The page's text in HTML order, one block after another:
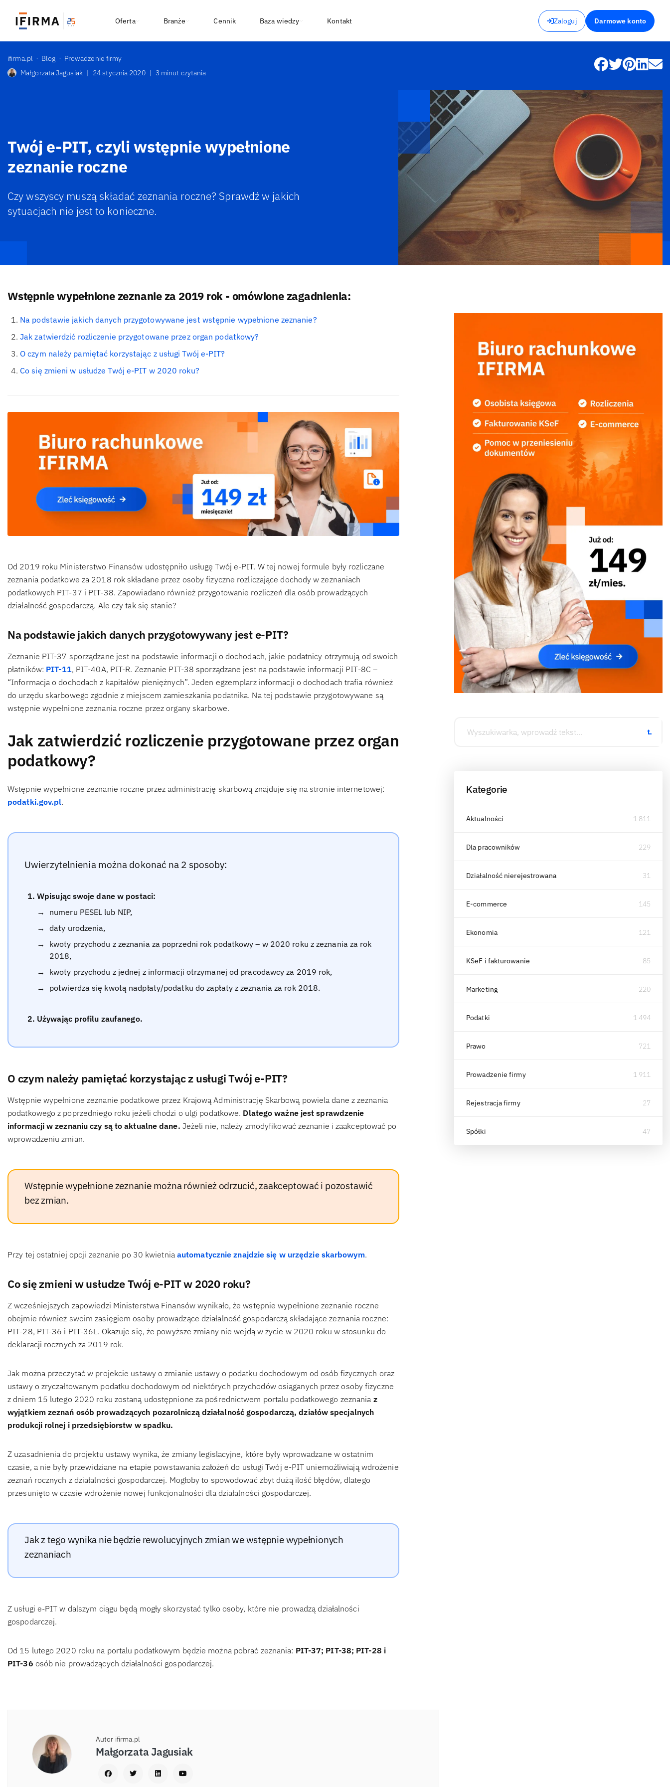
Zaloguj Darmowe konto
Oferta Branże Cennik Baza wiedzy Kontakt
ifirma.pl Blog
Prowadzenie firmy
Małgorzata Jagusiak | 24 stycznia 2020 | 3 minut czytania
Twój e-PIT, czyli wstępnie wypełnione
zeznanie roczne
Czy wszyscy muszą składać zeznania roczne? Sprawdź w jakich
sytuacjach nie jest to konieczne.
Wstępnie wypełnione zeznanie za 2019 rok - omówione zagadnienia:
Na podstawie jakich danych przygotowywane jest wstępnie wypełnione zeznanie?
Jak zatwierdzić rozliczenie przygotowane przez organ podatkowy?
O czym należy pamiętać korzystając z usługi Twój e-PIT?
Co się zmieni w usłudze Twój e-PIT w 2020 roku?
Od 2019 roku Ministerstwo Finansów udostępniło usługę Twój e-PIT. W tej nowej formule były rozliczane
zeznania podatkowe za 2018 rok składane przez osoby fizyczne rozliczające dochody w zeznaniach
podatkowych PIT-37 i PIT-38. Zapowiadano również przygotowanie rozliczeń dla osób prowadzących
działalność gospodarczą. Ale czy tak się stanie?
Na podstawie jakich danych przygotowywany jest e-PIT?
Zeznanie PIT-37 sporządzane jest na podstawie informacji o dochodach, jakie podatnicy otrzymują od swoich
płatników: PIT-11, PIT-40A, PIT-R. Zeznanie PIT-38 sporządzane jest na podstawie informacji PIT-8C –
“Informacja o dochodach z kapitałów pieniężnych”. Jeden egzemplarz informacji o dochodach trafia również
do urzędu skarbowego zgodnie z miejscem zamieszkania podatnika. Na tej podstawie przygotowywane są
wstępnie wypełnione zeznania roczne przez organy skarbowe.
Jak zatwierdzić rozliczenie przygotowane przez organ
podatkowy?
Wstępnie wypełnione zeznanie roczne przez administrację skarbową znajduje się na stronie internetowej:
podatki.gov.pl.
Uwierzytelnienia można dokonać na 2 sposoby:
Wpisując swoje dane w postaci:
numeru PESEL lub NIP,
daty urodzenia,
kwoty przychodu z zeznania za poprzedni rok podatkowy – w 2020 roku z zeznania za rok
2018,
kwoty przychodu z jednej z informacji otrzymanej od pracodawcy za 2019 rok,
potwierdza się kwotą nadpłaty/podatku do zapłaty z zeznania za rok 2018.
Używając profilu zaufanego.
O czym należy pamiętać korzystając z usługi Twój e-PIT?
Wstępnie wypełnione zeznanie podatkowe przez Krajową Administrację Skarbową powiela dane z zeznania
podatkowego z poprzedniego roku jeżeli chodzi o ulgi podatkowe. Dlatego ważne jest sprawdzenie
informacji w zeznaniu czy są to aktualne dane. Jeżeli nie, należy zmodyfikować zeznanie i zaakceptować po
wprowadzeniu zmian.
Wstępnie wypełnione zeznanie można również odrzucić, zaakceptować i pozostawić
bez zmian.
Przy tej ostatniej opcji zeznanie po 30 kwietnia automatycznie znajdzie się w urzędzie skarbowym.
Co się zmieni w usłudze Twój e-PIT w 2020 roku?
Z wcześniejszych zapowiedzi Ministerstwa Finansów wynikało, że wstępnie wypełnione zeznanie roczne
obejmie również swoim zasięgiem osoby prowadzące działalność gospodarczą składające zeznania roczne:
PIT-28, PIT-36 i PIT-36L. Okazuje się, że powyższe zmiany nie wejdą w życie w 2020 roku w stosunku do
deklaracji rocznych za 2019 rok.
Jak można przeczytać w projekcie ustawy o zmianie ustawy o podatku dochodowym od osób fizycznych oraz
ustawy o zryczałtowanym podatku dochodowym od niektórych przychodów osiąganych przez osoby fizyczne
z dniem 15 lutego 2020 roku zostaną udostępnione za pośrednictwem portalu podatkowego zeznania z
wyjątkiem zeznań osób prowadzących pozarolniczą działalność gospodarczą, działów specjalnych
produkcji rolnej i przedsiębiorstw w spadku.
Z uzasadnienia do projektu ustawy wynika, że zmiany legislacyjne, które były wprowadzane w ostatnim
czasie, a nie były przewidziane na etapie powstawania założeń do usługi Twój e-PIT uniemożliwiają wdrożenie
zeznań rocznych z działalności gospodarczej. Mogłoby to spowodować zbyt dużą ilość błędów, dlatego
przesunięto w czasie wdrożenie nowej funkcjonalności dla działalności gospodarczej.
Jak z tego wynika nie będzie rewolucyjnych zmian we wstępnie wypełnionych
zeznaniach
Z usługi e-PIT w dalszym ciągu będą mogły skorzystać tylko osoby, które nie prowadzą działalności
gospodarczej.
Od 15 lutego 2020 roku na portalu podatkowym będzie można pobrać zeznania: PIT-37; PIT-38; PIT-28 i
PIT-36 osób nie prowadzących działalności gospodarczej.
Autor ifirma.pl
Małgorzata Jagusiak
Kategorie
Aktualności 1 811
Dla pracowników 229
Działalność nierejestrowana 31
E-commerce 145
Ekonomia 121
KSeF i fakturowanie 85
Marketing 220
Podatki 1 494
Prawo 721
Prowadzenie firmy 1 911
Rejestracja firmy 27
Spółki 47